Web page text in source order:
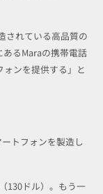
されている高品質の
るMaraの携帯電話
ンを提供する」と
トフォンを製造し
130ドル）。もう一